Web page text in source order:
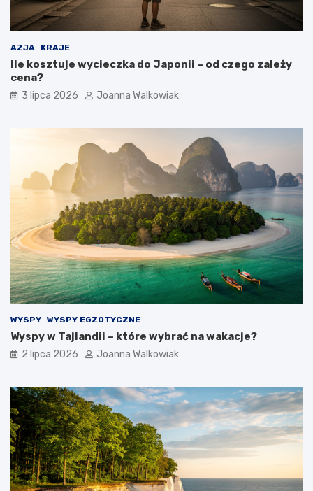
AZJA KRAJE
Ile kosztuje wycieczka do Japonii – od czego zależy
cena?
3 lipca 2026 Joanna Walkowiak
WYSPY WYSPY EGZOTYCZNE
Wyspy w Tajlandii – które wybrać na wakacje?
2 lipca 2026 Joanna Walkowiak